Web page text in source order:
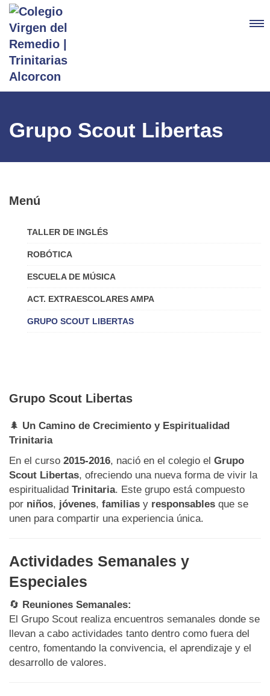
Grupo Scout Libertas
Menú
TALLER DE INGLÉS
ROBÓTICA
ESCUELA DE MÚSICA
ACT. EXTRAESCOLARES AMPA
GRUPO SCOUT LIBERTAS
Grupo Scout Libertas
🌲 Un Camino de Crecimiento y Espiritualidad
Trinitaria
En el curso 2015-2016, nació en el colegio el Grupo
Scout Libertas, ofreciendo una nueva forma de vivir la
espiritualidad Trinitaria. Este grupo está compuesto
por niños, jóvenes, familias y responsables que se
unen para compartir una experiencia única.
Actividades Semanales y
Especiales
🔄 Reuniones Semanales:
El Grupo Scout realiza encuentros semanales donde se
llevan a cabo actividades tanto dentro como fuera del
centro, fomentando la convivencia, el aprendizaje y el
desarrollo de valores.